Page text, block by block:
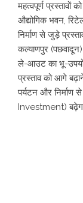
महत्वपूर्ण प्रस्तावों
औद्योगिक भवन,
निर्माण से जुड़े
कल्याणपुर
ले-आउट का भू-
प्रस्ताव को आगे
पर्यटन और निर्माण
Investment)